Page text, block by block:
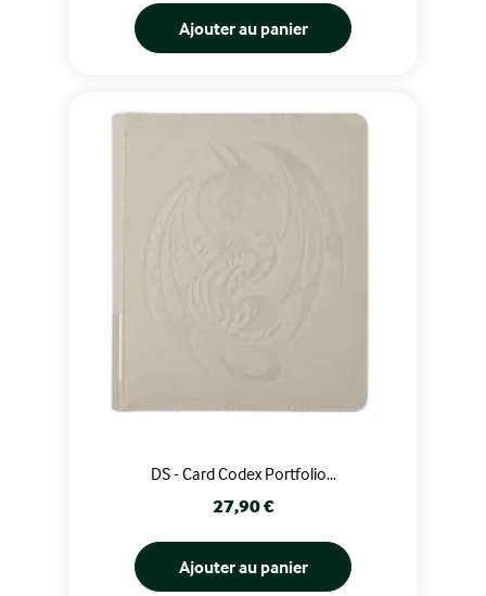
Ajouter au panier
DS - Card Codex Portfolio...
Prix
27,90 €
Ajouter au panier